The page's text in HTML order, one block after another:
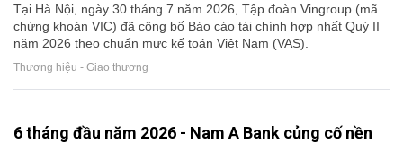
Tại Hà Nội, ngày 30 tháng 7 năm 2026, Tập đoàn Vingroup (mã
chứng khoán VIC) đã công bố Báo cáo tài chính hợp nhất Quý II
năm 2026 theo chuẩn mực kế toán Việt Nam (VAS).
Thương hiệu - Giao thương
6 tháng đầu năm 2026 - Nam A Bank củng cố nền